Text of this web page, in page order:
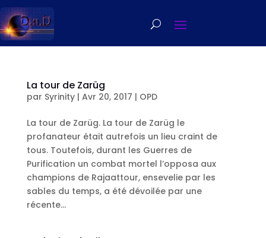
La tour de Zarüg
par Syrinity| Avr 20, 2017 | OPD
La tour de Zarüg. La tour de Zarüg le
profanateur était autrefois un lieu craint de
tous. Toutefois, durant les Guerres de
Purification un combat mortel l’opposa aux
champions de Rajaattour, ensevelie par les
sables du temps, a été dévoilée par une
récente...